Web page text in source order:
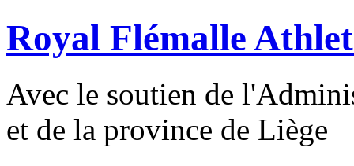
Royal Flémalle
Avec le soutien de
et de la province de Liège